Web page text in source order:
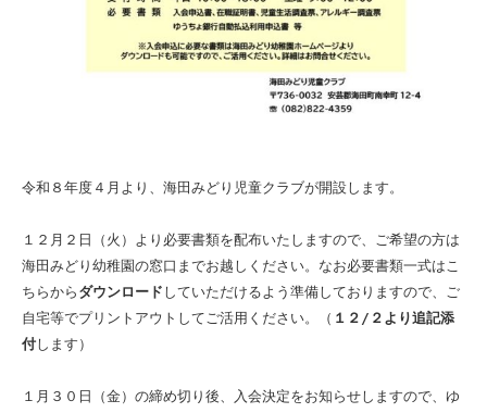
令和８年度４月より、海田みどり児童クラブが開設します。
１２月２日（火）より必要書類を配布いたしますので、ご希望の方は
海田みどり幼稚園の窓口までお越しください。 なお必要書類一式はこ
ちらから ダウンロード していただけるよう準備しておりますので、ご
自宅等でプリントアウトしてご活用ください。（ １２/２より追記添
付します）
１月３０日（金）の締め切り後、入会決定をお知らせしますので、ゆ